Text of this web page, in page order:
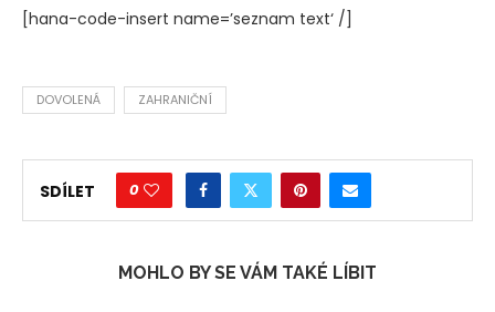
[hana-code-insert name=’seznam text‘ /]
DOVOLENÁ ZAHRANIČNÍ
SDÍLET 0
MOHLO BY SE VÁM TAKÉ LÍBIT